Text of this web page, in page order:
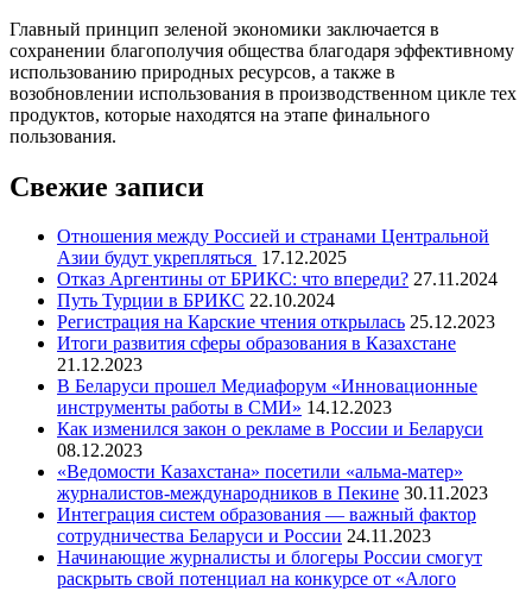
Главный принцип зеленой экономики заключается в
сохранении благополучия общества благодаря эффективному
использованию природных ресурсов, а также в
возобновлении использования в производственном цикле тех
продуктов, которые находятся на этапе финального
пользования.
Свежие записи
Отношения между Россией и странами Центральной
Азии будут укрепляться 17.12.2025
Отказ Аргентины от БРИКС: что впереди? 27.11.2024
Путь Турции в БРИКС 22.10.2024
Регистрация на Карские чтения открылась 25.12.2023
Итоги развития сферы образования в Казахстане
21.12.2023
В Беларуси прошел Медиафорум «Инновационные
инструменты работы в СМИ» 14.12.2023
Как изменился закон о рекламе в России и Беларуси
08.12.2023
«Ведомости Казахстана» посетили «альма-матер»
журналистов-международников в Пекине 30.11.2023
Интеграция систем образования — важный фактор
сотрудничества Беларуси и России 24.11.2023
Начинающие журналисты и блогеры России смогут
раскрыть свой потенциал на конкурсе от «Алого